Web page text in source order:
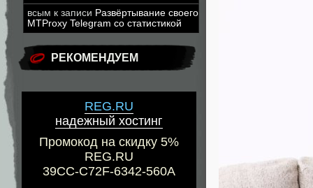
всым к записи Развёртывание своего
MTProxy Telegram со статистикой
РЕКОМЕНДУЕМ
REG.RU
надежный хостинг
Промокод на скидку 5%
REG.RU
39CC-C72F-6342-560A